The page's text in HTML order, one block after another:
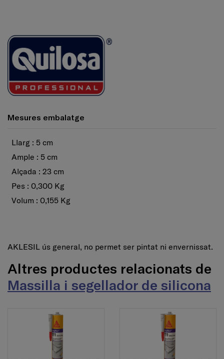
Mesures embalatge
Llarg : 5 cm
Ample : 5 cm
Alçada : 23 cm
Pes : 0,300 Kg
Volum : 0,155 Kg
AKLESIL ús general, no permet ser pintat ni envernissat.
Altres productes relacionats de
Massilla i segellador de silicona